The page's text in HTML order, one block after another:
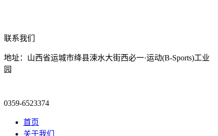
联系我们
地址：山西省运城市绛县涑水大街西必一·运动(B-Sports)工业
园
0359-6523374
首页
关于我们